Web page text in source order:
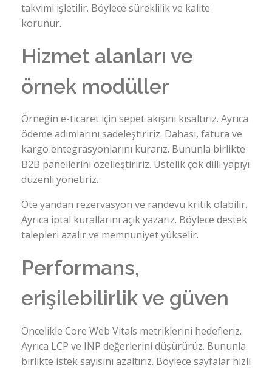
takvimi işletilir. Böylece süreklilik ve kalite
korunur.
Hizmet alanları ve
örnek modüller
Örneğin e-ticaret için sepet akışını kısaltırız. Ayrıca
ödeme adımlarını sadeleştiririz. Dahası, fatura ve
kargo entegrasyonlarını kurarız. Bununla birlikte
B2B panellerini özelleştiririz. Üstelik çok dilli yapıyı
düzenli yönetiriz.
Öte yandan rezervasyon ve randevu kritik olabilir.
Ayrıca iptal kurallarını açık yazarız. Böylece destek
talepleri azalır ve memnuniyet yükselir.
Performans,
erişilebilirlik ve güven
Öncelikle Core Web Vitals metriklerini hedefleriz.
Ayrıca LCP ve INP değerlerini düşürürüz. Bununla
birlikte istek sayısını azaltırız. Böylece sayfalar hızlı